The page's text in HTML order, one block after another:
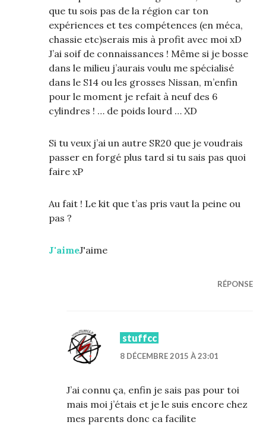
que tu sois pas de la région car ton
expériences et tes compétences (en méca,
chassie etc)serais mis à profit avec moi xD
J’ai soif de connaissances ! Même si je bosse
dans le milieu j’aurais voulu me spécialisé
dans le S14 ou les grosses Nissan, m’enfin
pour le moment je refait à neuf des 6
cylindres ! … de poids lourd … XD
Si tu veux j’ai un autre SR20 que je voudrais
passer en forgé plus tard si tu sais pas quoi
faire xP
Au fait ! Le kit que t’as pris vaut la peine ou
pas ?
J'aimeJ'aime
RÉPONSE
stuffcc
8 DÉCEMBRE 2015 À 23:01
J’ai connu ça, enfin je sais pas pour toi
mais moi j’étais et je le suis encore chez
mes parents donc ca facilite